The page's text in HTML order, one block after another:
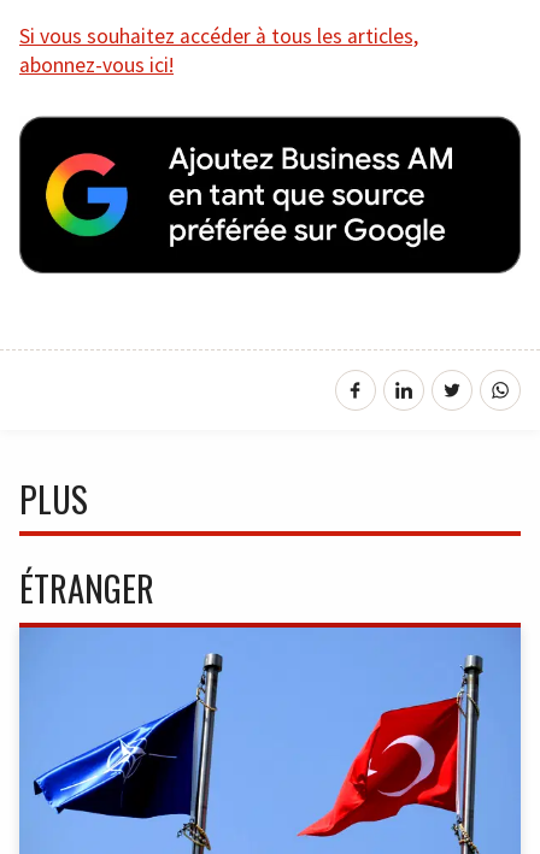
Si vous souhaitez accéder à tous les articles,
abonnez-vous ici!
PLUS
ÉTRANGER